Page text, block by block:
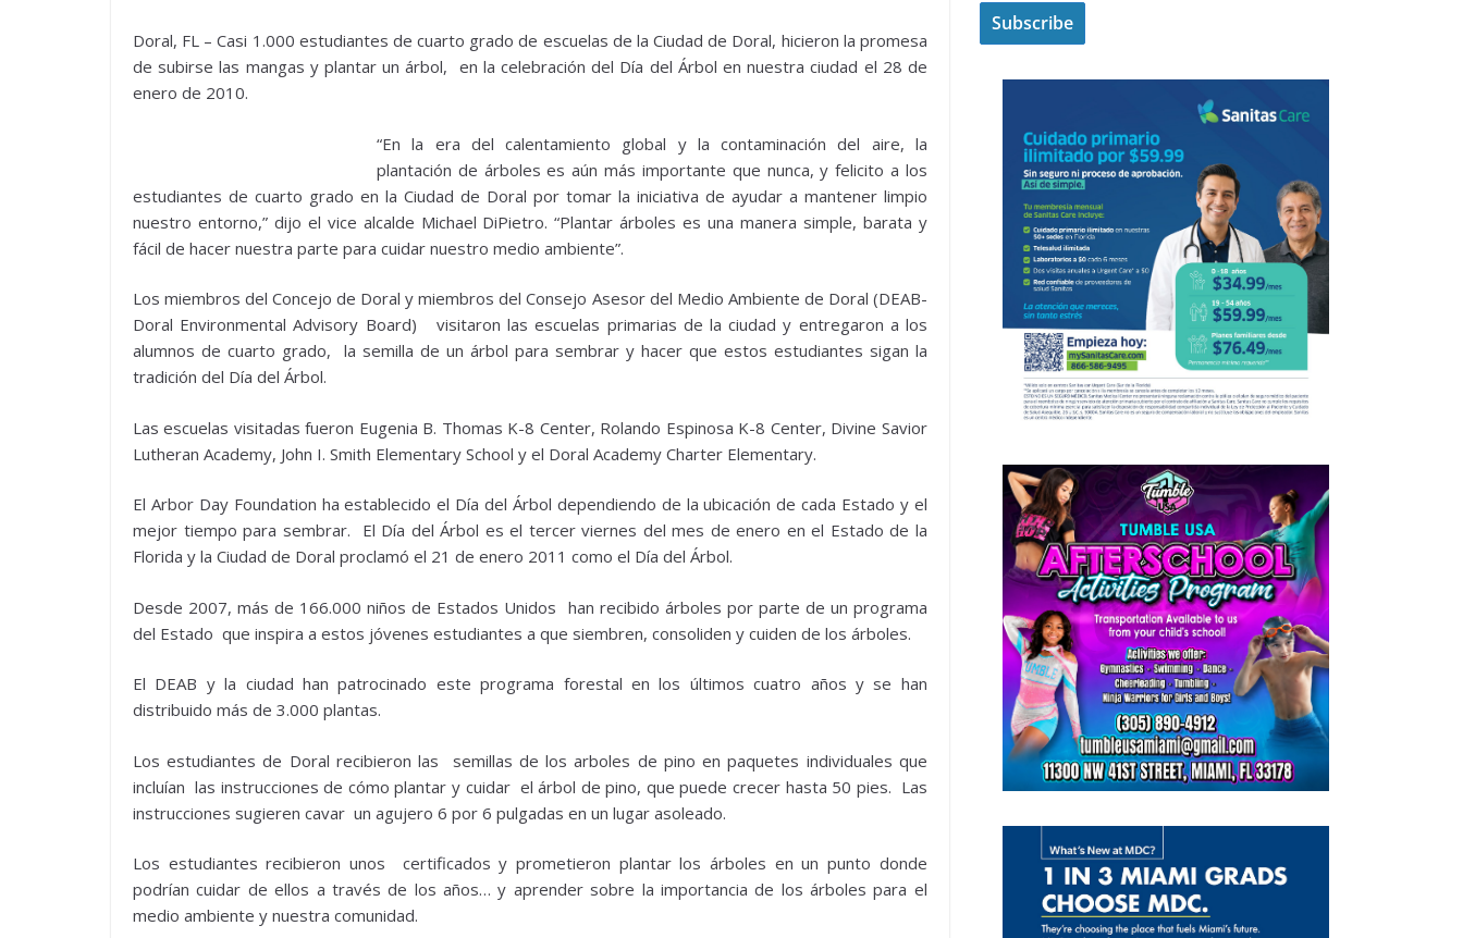
Doral, FL – Casi 1.000 estudiantes de cuarto grado de escuelas de la Ciudad de Doral, hicieron la promesa
de subirse las mangas y plantar un árbol, en la celebración del Día del Árbol en nuestra ciudad el 28 de
enero de 2010.
“En la era del calentamiento global y la contaminación del aire, la
plantación de árboles es aún más importante que nunca, y felicito a los
estudiantes de cuarto grado en la Ciudad de Doral por tomar la iniciativa de ayudar a mantener limpio
nuestro entorno,” dijo el vice alcalde Michael DiPietro. “Plantar árboles es una manera simple, barata y
fácil de hacer nuestra parte para cuidar nuestro medio ambiente”.
Los miembros del Concejo de Doral y miembros del Consejo Asesor del Medio Ambiente de Doral (DEAB-
Doral Environmental Advisory Board) visitaron las escuelas primarias de la ciudad y entregaron a los
alumnos de cuarto grado, la semilla de un árbol para sembrar y hacer que estos estudiantes sigan la
tradición del Día del Árbol.
Las escuelas visitadas fueron Eugenia B. Thomas K-8 Center, Rolando Espinosa K-8 Center, Divine Savior
Lutheran Academy, John I. Smith Elementary School y el Doral Academy Charter Elementary.
El Arbor Day Foundation ha establecido el Día del Árbol dependiendo de la ubicación de cada Estado y el
mejor tiempo para sembrar. El Día del Árbol es el tercer viernes del mes de enero en el Estado de la
Florida y la Ciudad de Doral proclamó el 21 de enero 2011 como el Día del Árbol.
Desde 2007, más de 166.000 niños de Estados Unidos han recibido árboles por parte de un programa
del Estado que inspira a estos jóvenes estudiantes a que siembren, consoliden y cuiden de los árboles.
El DEAB y la ciudad han patrocinado este programa forestal en los últimos cuatro años y se han
distribuido más de 3.000 plantas.
Los estudiantes de Doral recibieron las semillas de los arboles de pino en paquetes individuales que
incluían las instrucciones de cómo plantar y cuidar el árbol de pino, que puede crecer hasta 50 pies. Las
instrucciones sugieren cavar un agujero 6 por 6 pulgadas en un lugar asoleado.
Los estudiantes recibieron unos certificados y prometieron plantar los árboles en un punto donde
podrían cuidar de ellos a través de los años… y aprender sobre la importancia de los árboles para el
medio ambiente y nuestra comunidad.